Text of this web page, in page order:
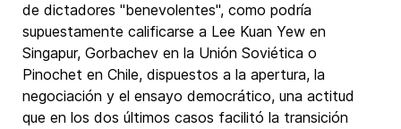
de dictadores "benevolentes", como podría
supuestamente calificarse a Lee Kuan Yew en
Singapur, Gorbachev en la Unión Soviética o
Pinochet en Chile, dispuestos a la apertura, la
negociación y el ensayo democrático, una actitud
que en los dos últimos casos facilitó la transición